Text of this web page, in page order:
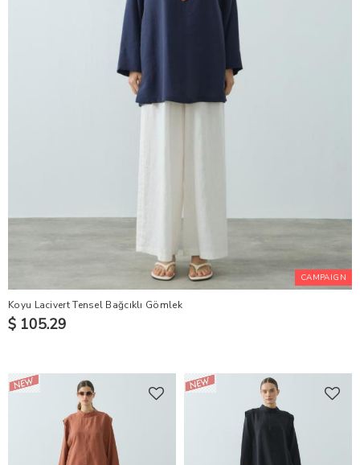
CAMPAIGN
Koyu Lacivert Tensel Bağcıklı Gömlek
$ 105.29